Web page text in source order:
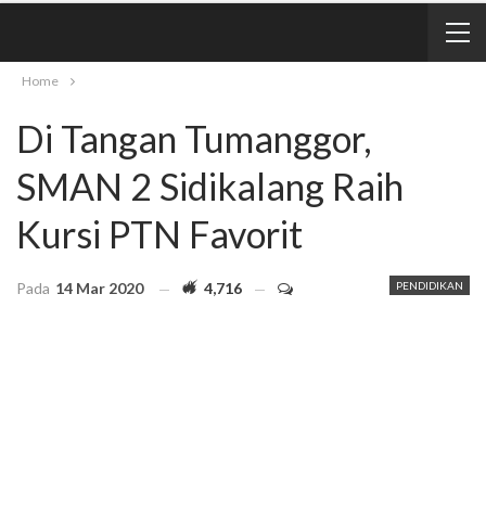
Home
Di Tangan Tumanggor,
SMAN 2 Sidikalang Raih
Kursi PTN Favorit
PENDIDIKAN
Pada 14 Mar 2020 4,716